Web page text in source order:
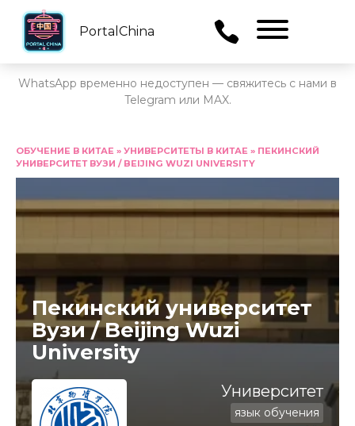
PortalChina
WhatsApp временно недоступен — свяжитесь с нами в
Telegram или MAX.
содержанию
ОБУЧЕНИЕ В КИТАЕ » УНИВЕРСИТЕТЫ В КИТАЕ » ПЕКИНСКИЙ
УНИВЕРСИТЕТ ВУЗИ / BEIJING WUZI UNIVERSITY
Пекинский университет
Вузи / Beijing Wuzi
University
Университет
язык обучения